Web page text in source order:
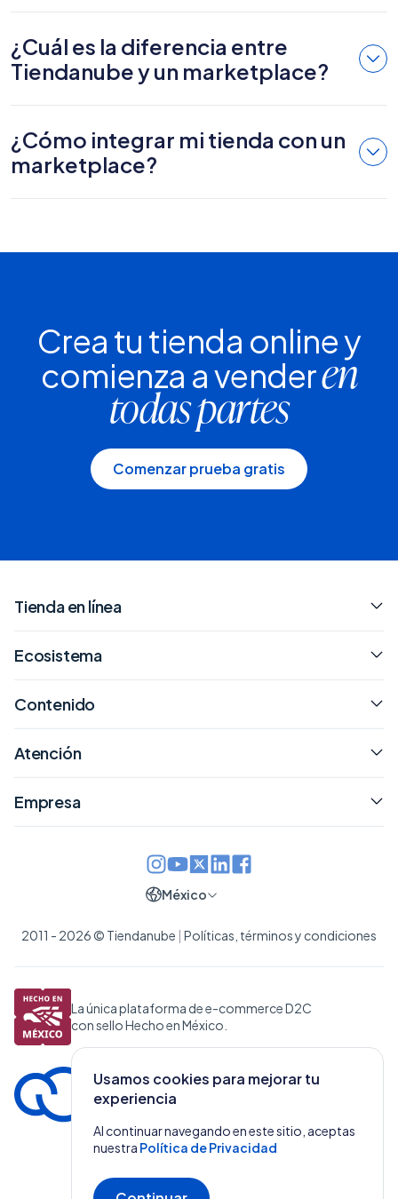
¿Cuál es la diferencia entre
Tiendanube y un marketplace?
¿Cómo integrar mi tienda con un
marketplace?
Crea tu tienda online y
comienza a venderen
todas partes
Comenzar prueba gratis
Usamos cookies para mejorar tu
experiencia
Al continuar navegando en este sitio, aceptas
nuestra Política de Privacidad
Tienda en línea
Ecosistema
Contenido
Atención
Empresa
2011 - 2026 © Tiendanube | Políticas, términos y condiciones
México
La única plataforma de e-commerce D2C
con sello Hecho en México.